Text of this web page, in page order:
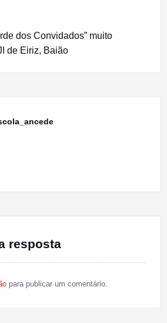
dos Convidados” muito
de Eiriz, Baião
resposta
para publicar um comentário.